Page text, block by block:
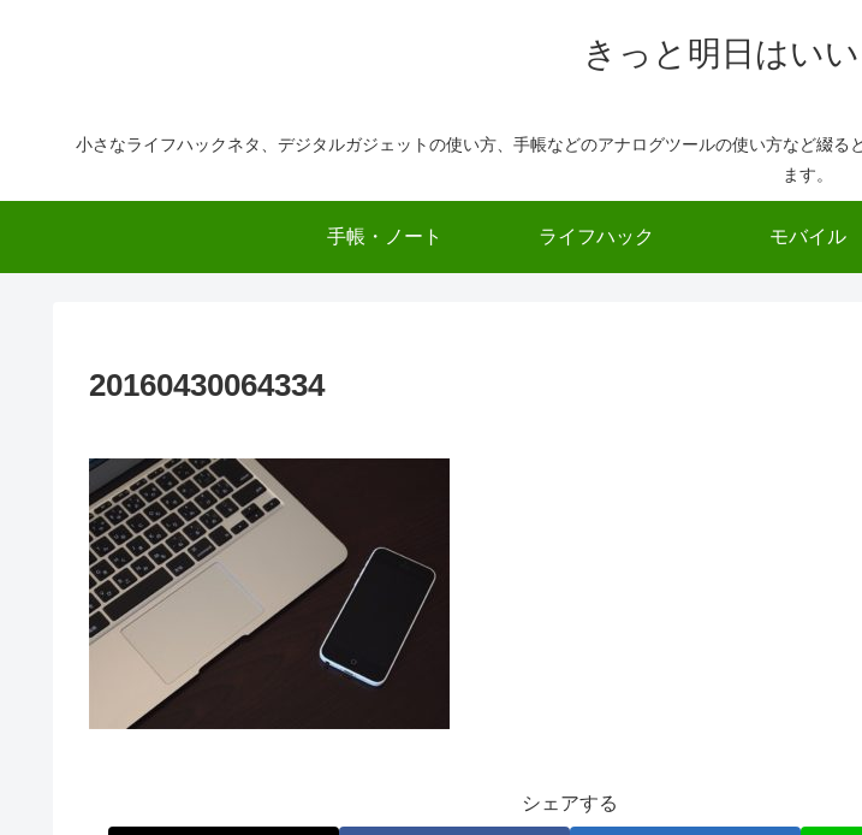
きっと明日はい
小さなライフハックネタ、デジタルガジェットの使い方、手帳などのアナログツールの使い方など綴
ます。
手帳・ノート ライフハック モバイル
20160430064334
シェアする